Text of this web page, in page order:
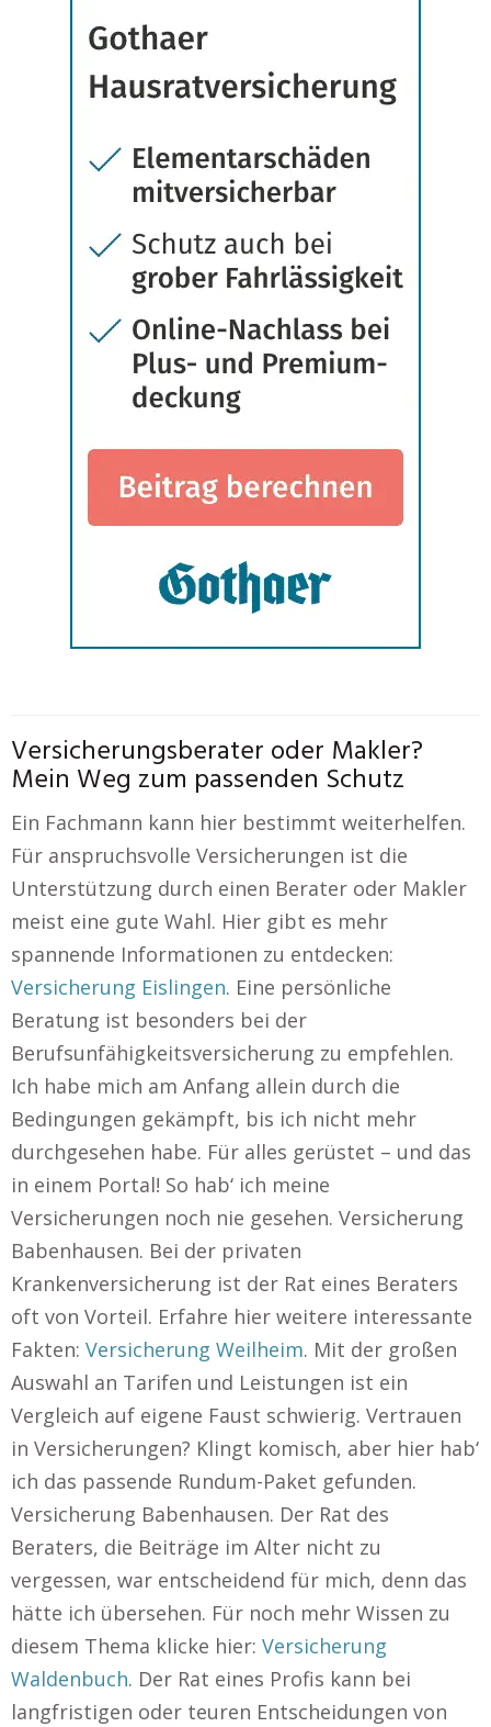
Versicherungsberater oder Makler?
Mein Weg zum passenden Schutz
Ein Fachmann kann hier bestimmt weiterhelfen.
Für anspruchsvolle Versicherungen ist die
Unterstützung durch einen Berater oder Makler
meist eine gute Wahl. Hier gibt es mehr
spannende Informationen zu entdecken:
Versicherung Eislingen. Eine persönliche
Beratung ist besonders bei der
Berufsunfähigkeitsversicherung zu empfehlen.
Ich habe mich am Anfang allein durch die
Bedingungen gekämpft, bis ich nicht mehr
durchgesehen habe. Für alles gerüstet – und das
in einem Portal! So hab‘ ich meine
Versicherungen noch nie gesehen. Versicherung
Babenhausen. Bei der privaten
Krankenversicherung ist der Rat eines Beraters
oft von Vorteil. Erfahre hier weitere interessante
Fakten: Versicherung Weilheim. Mit der großen
Auswahl an Tarifen und Leistungen ist ein
Vergleich auf eigene Faust schwierig. Vertrauen
in Versicherungen? Klingt komisch, aber hier hab‘
ich das passende Rundum-Paket gefunden.
Versicherung Babenhausen. Der Rat des
Beraters, die Beiträge im Alter nicht zu
vergessen, war entscheidend für mich, denn das
hätte ich übersehen. Für noch mehr Wissen zu
diesem Thema klicke hier: Versicherung
Waldenbuch. Der Rat eines Profis kann bei
langfristigen oder teuren Entscheidungen von